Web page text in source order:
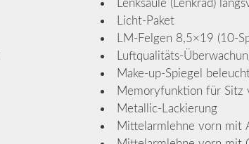
Lenksäule (Lenkrad)
Licht-Paket
LM-Felgen 8,5×19 (10-
Luftqualitäts-
Make-up-Spiegel
Memoryfunktion für Sitz
Metallic-Lackierung
Mittelarmlehne vorn mit